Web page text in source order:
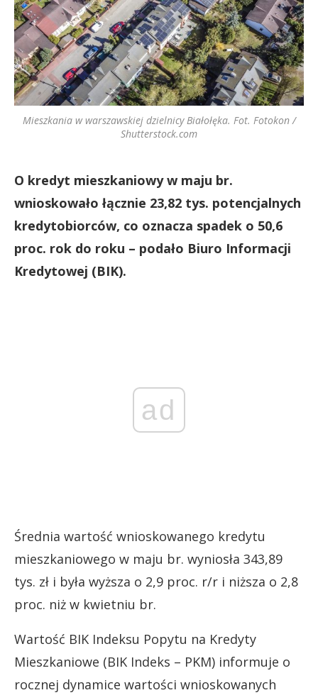
Mieszkania w warszawskiej dzielnicy Białołęka. Fot. Fotokon /
Shutterstock.com
O kredyt mieszkaniowy w maju br.
wnioskowało łącznie 23,82 tys. potencjalnych
kredytobiorców, co oznacza spadek o 50,6
proc. rok do roku – podało Biuro Informacji
Kredytowej (BIK).
ad
Średnia wartość wnioskowanego kredytu
mieszkaniowego w maju br. wyniosła 343,89
tys. zł i była wyższa o 2,9 proc. r/r i niższa o 2,8
proc. niż w kwietniu br.
Wartość BIK Indeksu Popytu na Kredyty
Mieszkaniowe (BIK Indeks – PKM) informuje o
rocznej dynamice wartości wnioskowanych